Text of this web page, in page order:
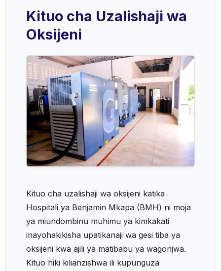
Kituo cha Uzalishaji wa
Oksijeni
Kituo cha uzalishaji wa oksijeni katika
Hospitali ya Benjamin Mkapa (BMH) ni moja
ya miundombinu muhimu ya kimkakati
inayohakikisha upatikanaji wa gesi tiba ya
oksijeni kwa ajili ya matibabu ya wagonjwa.
Kituo hiki kilianzishwa ili kupunguza